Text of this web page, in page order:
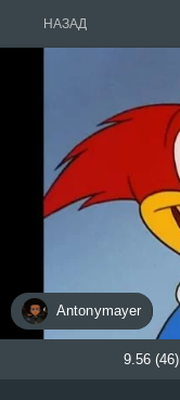
НАЗАД
Antonymayer
9.56 (46)